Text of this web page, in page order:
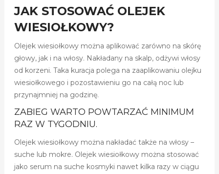
JAK STOSOWAĆ OLEJEK
WIESIOŁKOWY?
Olejek wiesiołkowy można aplikować zarówno na skórę
głowy, jak i na włosy. Nakładany na skalp, odżywi włosy
od korzeni. Taka kuracja polega na zaaplikowaniu olejku
wiesiołkowego i pozostawieniu go na całą noc lub
przynajmniej na godzinę.
ZABIEG WARTO POWTARZAĆ MINIMUM
RAZ W TYGODNIU.
Olejek wiesiołkowy można nakładać także na włosy –
suche lub mokre. Olejek wiesiołkowy można stosować
jako serum na suche kosmyki nawet kilka razy w ciągu